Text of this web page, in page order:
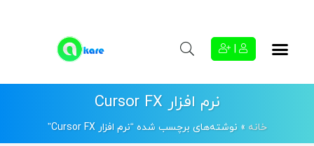
نرم افزار Cursor FX
خانه » نوشته‌های برچسب شده “نرم افزار Cursor FX”